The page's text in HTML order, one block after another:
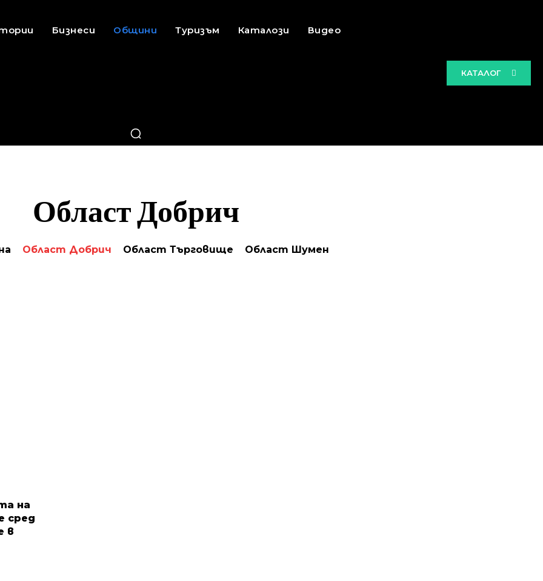
Бизнеси Общини Туризъм Каталози Видео
КАТАЛОГ
Област Добрич
Област Добрич Област Търговище Област Шумен
на
сред
в